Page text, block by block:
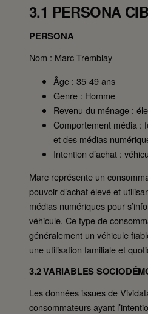
3.1 PERSONA
PERSONA
Nom : Marc Tremblay
Âge : 35-49 ans
Genre : Homme
Revenu du ménage :
Comportement média :
et des médias
Intention d’achat :
Marc représente un
pouvoir d’achat élevé et
médias numériques pour
véhicule. Ce type de
généralement un véhicule
une utilisation familiale et
3.2 VARIABLES
Les données issues de
consommateurs ayant